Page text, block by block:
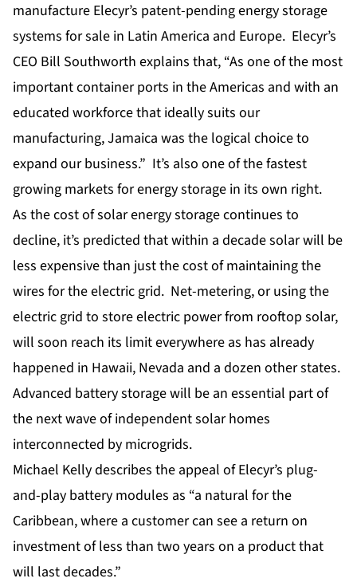
manufacture Elecyr’s patent-pending energy storage
systems for sale in Latin America and Europe. Elecyr’s
CEO Bill Southworth explains that, “As one of the most
important container ports in the Americas and with an
educated workforce that ideally suits our
manufacturing, Jamaica was the logical choice to
expand our business.” It’s also one of the fastest
growing markets for energy storage in its own right.
As the cost of solar energy storage continues to
decline, it’s predicted that within a decade solar will be
less expensive than just the cost of maintaining the
wires for the electric grid. Net-metering, or using the
electric grid to store electric power from rooftop solar,
will soon reach its limit everywhere as has already
happened in Hawaii, Nevada and a dozen other states.
Advanced battery storage will be an essential part of
the next wave of independent solar homes
interconnected by microgrids.
Michael Kelly describes the appeal of Elecyr’s plug-
and-play battery modules as “a natural for the
Caribbean, where a customer can see a return on
investment of less than two years on a product that
will last decades.”